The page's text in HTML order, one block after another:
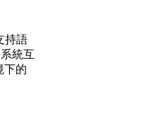
持語
統互
下的